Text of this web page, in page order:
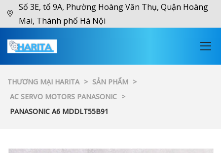
Số 3E, tổ 9A, Phường Hoàng Văn Thụ, Quận Hoàng
Mai, Thành phố Hà Nội
THƯƠNG MẠI HARITA > SẢN PHẨM >
AC SERVO MOTORS PANASONIC >
PANASONIC A6 MDDLT55B91